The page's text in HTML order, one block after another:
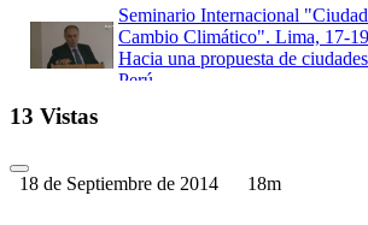
Seminario Internacional
Cambio Climático". Lima, 17-
Hacia una propuesta de
Perú
13 Vistas
18 de Septiembre de 2014 18m